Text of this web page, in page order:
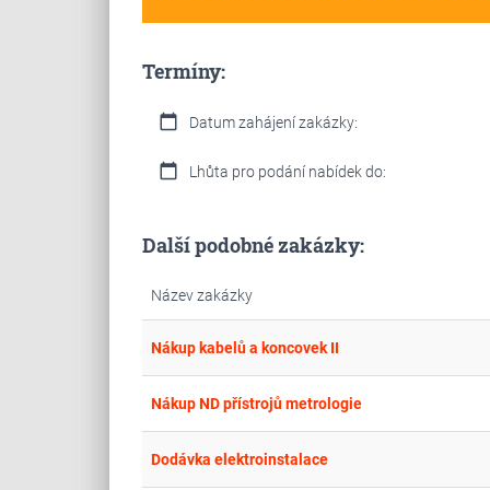
Termíny:
calendar_today Datum zahájení zakázky:
calendar_today Lhůta pro podání nabídek do:
Další podobné zakázky:
Název zakázky
Nákup kabelů a koncovek II
Nákup ND přístrojů metrologie
Dodávka elektroinstalace